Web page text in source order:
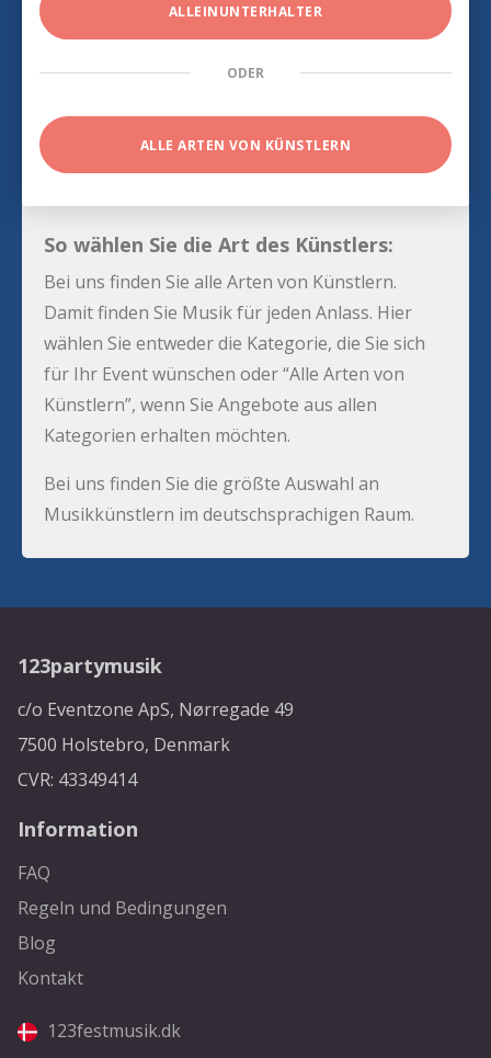
ALLEINUNTERHALTER
ODER
ALLE ARTEN VON KÜNSTLERN
So wählen Sie die Art des Künstlers:
Bei uns finden Sie alle Arten von Künstlern.
Damit finden Sie Musik für jeden Anlass. Hier
wählen Sie entweder die Kategorie, die Sie sich
für Ihr Event wünschen oder “Alle Arten von
Künstlern”, wenn Sie Angebote aus allen
Kategorien erhalten möchten.
Bei uns finden Sie die größte Auswahl an
Musikkünstlern im deutschsprachigen Raum.
123partymusik
c/o Eventzone ApS, Nørregade 49
7500 Holstebro, Denmark
CVR: 43349414
Information
FAQ
Regeln und Bedingungen
Blog
Kontakt
123festmusik.dk